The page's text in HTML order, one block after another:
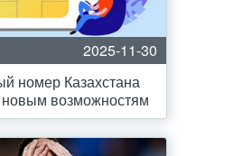
2025-11-30
номер Казахстана
возможностям